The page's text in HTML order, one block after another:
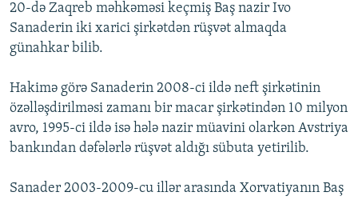
20-də Zaqreb məhkəməsi keçmiş Baş nazir Ivo
Sanaderin iki xarici şirkətdən rüşvət almaqda
günahkar bilib.
Hakimə görə Sanaderin 2008-ci ildə neft şirkətinin
özəlləşdirilməsi zamanı bir macar şirkətindən 10 milyon
avro, 1995-ci ildə isə hələ nazir müavini olarkən Avstriya
bankından dəfələrlə rüşvət aldığı sübuta yetirilib.
Sanader 2003-2009-cu illər arasında Xorvatiyanın Baş